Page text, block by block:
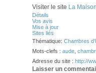
Visiter le site La
Détails
Vos avis
Mise à jour
Sites liés
Thématique: Chambres
Mots-clefs : aude
Adresse du site : http://
Laisser un